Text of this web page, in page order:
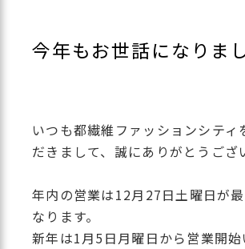
今年もお世話になりまし
いつも都繊維ファッションシティ
だきまして、誠にありがとうござ
年内の営業は12月27日土曜日が
なります。
新年は1月5日月曜日から営業開始